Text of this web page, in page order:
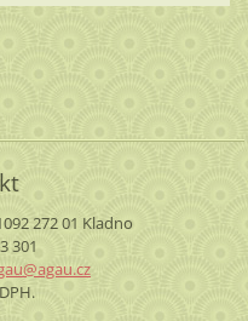
272 01 Kladno
301
u.cz